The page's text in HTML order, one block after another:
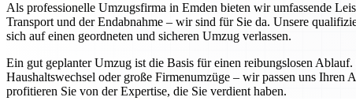
Als professionelle Umzugsfirma in Emden bieten wir umfassende
Transport und der Endabnahme – wir sind für Sie da. Unsere
sich auf einen geordneten und sicheren Umzug verlassen.
Ein gut geplanter Umzug ist die Basis für einen reibungslosen
Haushaltswechsel oder große Firmenumzüge – wir passen uns
profitieren Sie von der Expertise, die Sie verdient haben.